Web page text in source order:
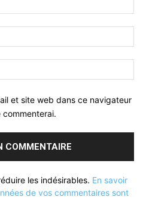
et site web dans ce navigateur
les indésirables. En savoir
de vos commentaires sont